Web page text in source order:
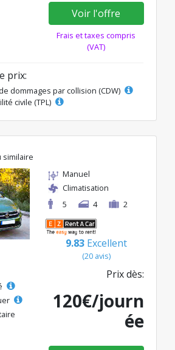
Voir l'offre
Frais et taxes compris
(VAT)
prix:
dommages par collision (CDW)
civile (TPL)
similaire
Manuel
Climatisation
5
4 2
9.83 Excellent
(20 avis)
Prix dès:
120€/journ
ée